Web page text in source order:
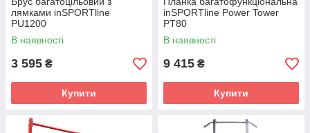
лямками inSPORTline
PU1200
В наявності
3 595 ₴
Купити
inSPORTline Power Tower
PT80
В наявності
9 415 ₴
Купити